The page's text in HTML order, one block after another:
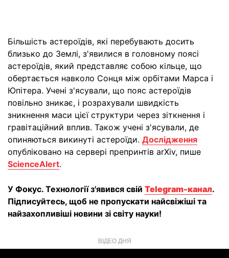
Більшість астероїдів, які перебувають досить
близько до Землі, з'явилися в головному поясі
астероїдів, який представляє собою кільце, що
обертається навколо Сонця між орбітами Марса і
Юпітера. Учені з'ясували, що пояс астероїдів
повільно зникає, і розрахували швидкість
зникнення маси цієї структури через зіткнення і
гравітаційний вплив. Також учені з'ясували, де
опиняються викинуті астероїди. Дослідження
опубліковано на сервері препринтів arXiv, пише
ScienceAlert.
У Фокус. Технології з'явився свій Telegram-канал.
Підписуйтесь, щоб не пропускати найсвіжіші та
найзахопливіші новини зі світу науки!
ВІДЕО ДНЯ